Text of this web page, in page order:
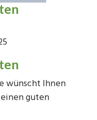
wünscht Ihnen
guten